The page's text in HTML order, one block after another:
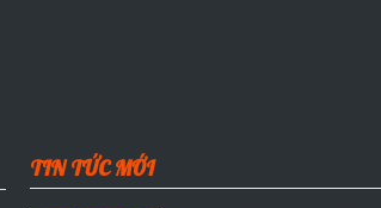
TIN TỨC MỚI